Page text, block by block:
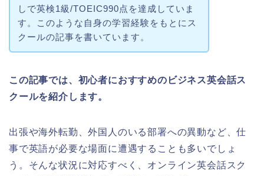
しで英検1級/TOEIC990点を達成していま
す。このような自身の学習経験をもとにス
クールの記事を書いています。
この記事では、初心者におすすめのビジネス英会話ス
クールを紹介します。
出張や海外転勤、外国人のいる部署への異動など、仕
事で英語が必要な場面に遭遇することも多いでしょ
う。そんな状況に対応すべく、オンライン英会話スク